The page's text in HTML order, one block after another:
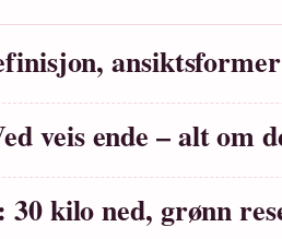
veis ende – alt om
kilo ned, grønn